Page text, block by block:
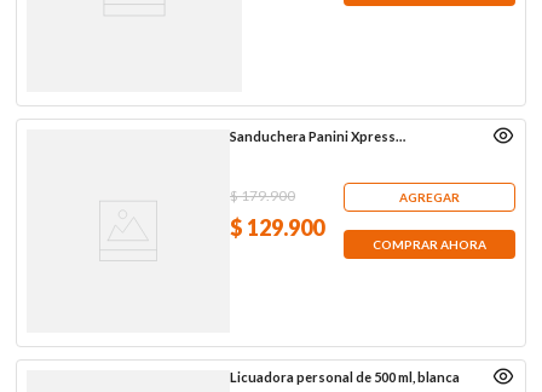
Sanduchera Panini Xpress
$179.900
$ 129.900
AGREGAR
COMPRAR AHORA
Licuadora personal de 500 ml, blanca